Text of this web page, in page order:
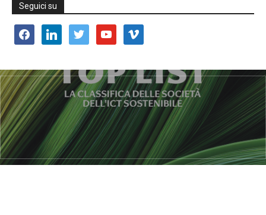
Seguici su
facebooklinkedin twitter youtube vimeo